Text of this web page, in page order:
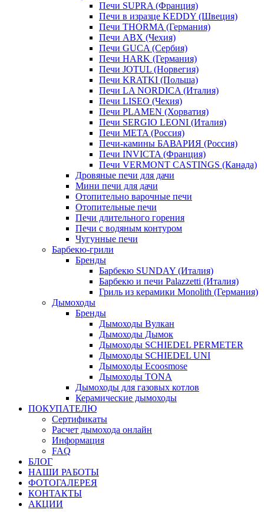
Печи SUPRA (Франция)
Печи в изразце KEDDY (Швеция)
Печи THORMA (Германия)
Печи ABX (Чехия)
Печи GUCA (Сербия)
Печи HARK (Германия)
Печи JOTUL (Норвегия)
Печи KRATKI (Польша)
Печи LA NORDICA (Италия)
Печи LISEO (Чехия)
Печи PLAMEN (Хорватия)
Печи SERGIO LEONI (Италия)
Печи META (Россия)
Печи-камины БАВАРИЯ (Россия)
Печи INVICTA (Франция)
Печи VERMONT CASTINGS (Канада)
Дровяные печи для дачи
Мини печи для дачи
Отопительно варочные печи
Отопительные печи
Печи длительного горения
Печи с водяным контуром
Чугунные печи
Барбекю-грили
Бренды
Барбекю SUNDAY (Италия)
Барбекю и печи Palazzetti (Италия)
Гриль из керамики Monolith (Германия)
Дымоходы
Бренды
Дымоходы Вулкан
Дымоходы Дымок
Дымоходы SCHIEDEL PERMETER
Дымоходы SCHIEDEL UNI
Дымоходы Ecoosmose
Дымоходы TONA
Дымоходы для газовых котлов
Керамические дымоходы
ПОКУПАТЕЛЮ
Сертификаты
Расчет дымохода онлайн
Информация
FAQ
БЛОГ
НАШИ РАБОТЫ
ФОТОГАЛЕРЕЯ
КОНТАКТЫ
АКЦИИ